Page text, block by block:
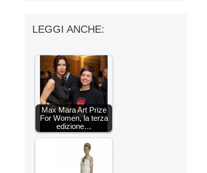
LEGGI ANCHE:
Max Mara Art Prize
For Women, la terza
edizione…